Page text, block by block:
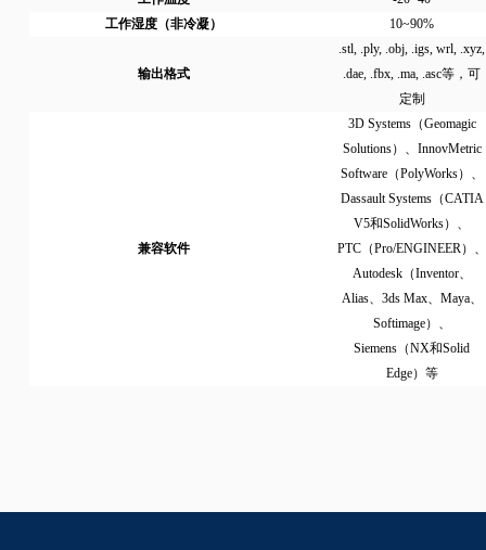
工作湿度（非冷凝）
10~90%
输出格式
.stl, .ply, .obj, .igs, wrl, .xyz,
.dae, .fbx, .ma, .asc等，可
定制
兼容软件
3D Systems（Geomagic
Solutions）、InnovMetric
Software（PolyWorks）、
Dassault Systems（CATIA
V5和SolidWorks）、
PTC（Pro/ENGINEER）、
Autodesk（Inventor、
Alias、3ds Max、Maya、
Softimage）、
Siemens（NX和Solid
Edge）等